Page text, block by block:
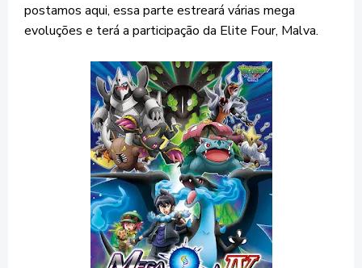
postamos aqui, essa parte estreará várias mega
evoluções e terá a participação da Elite Four, Malva.